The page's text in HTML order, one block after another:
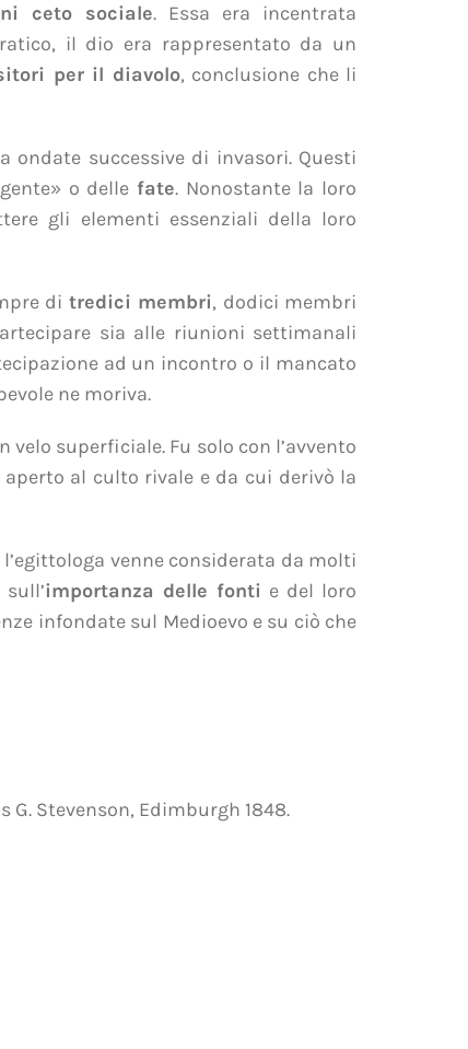
ceto sociale. Essa era incentrata
il dio era rappresentato da un
per il diavolo, conclusione che li
ondate successive di invasori. Questi
o delle fate. Nonostante la loro
gli elementi essenziali della loro
di tredici membri, dodici membri
sia alle riunioni settimanali
ad un incontro o il mancato
ne moriva.
superficiale. Fu solo con l’avvento
al culto rivale e da cui derivò la
venne considerata da molti
importanza delle fonti e del loro
infondate sul Medioevo e su ciò che
G. Stevenson, Edimburgh 1848.